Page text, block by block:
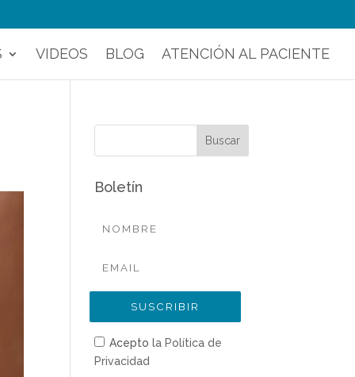
VIDEOS BLOG ATENCIÓN AL PACIENTE
Boletín
Acepto la Política de
Privacidad